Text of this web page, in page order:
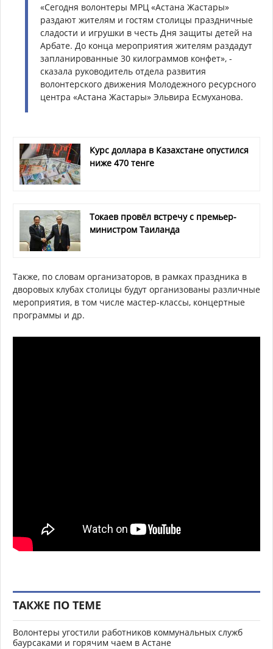
«Сегодня волонтеры МРЦ «Астана Жастары»
раздают жителям и гостям столицы праздничные
сладости и игрушки в честь Дня защиты детей на
Арбате. До конца мероприятия жителям раздадут
запланированные 30 килограммов конфет», -
сказала руководитель отдела развития
волонтерского движения Молодежного ресурсного
центра «Астана Жастары» Эльвира Есмуханова.
Курс доллара в Казахстане опустился
ниже 470 тенге
Токаев провёл встречу с премьер-
министром Таиланда
Также, по словам организаторов, в рамках праздника в
дворовых клубах столицы будут организованы различные
мероприятия, в том числе мастер-классы, концертные
программы и др.
ТАКЖЕ ПО ТЕМЕ
Волонтеры угостили работников коммунальных служб
баурсаками и горячим чаем в Астане